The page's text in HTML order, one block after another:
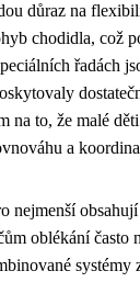
důraz na
chodidla, což
řadách
na to, že malé
a
nejmenší
oblékání často